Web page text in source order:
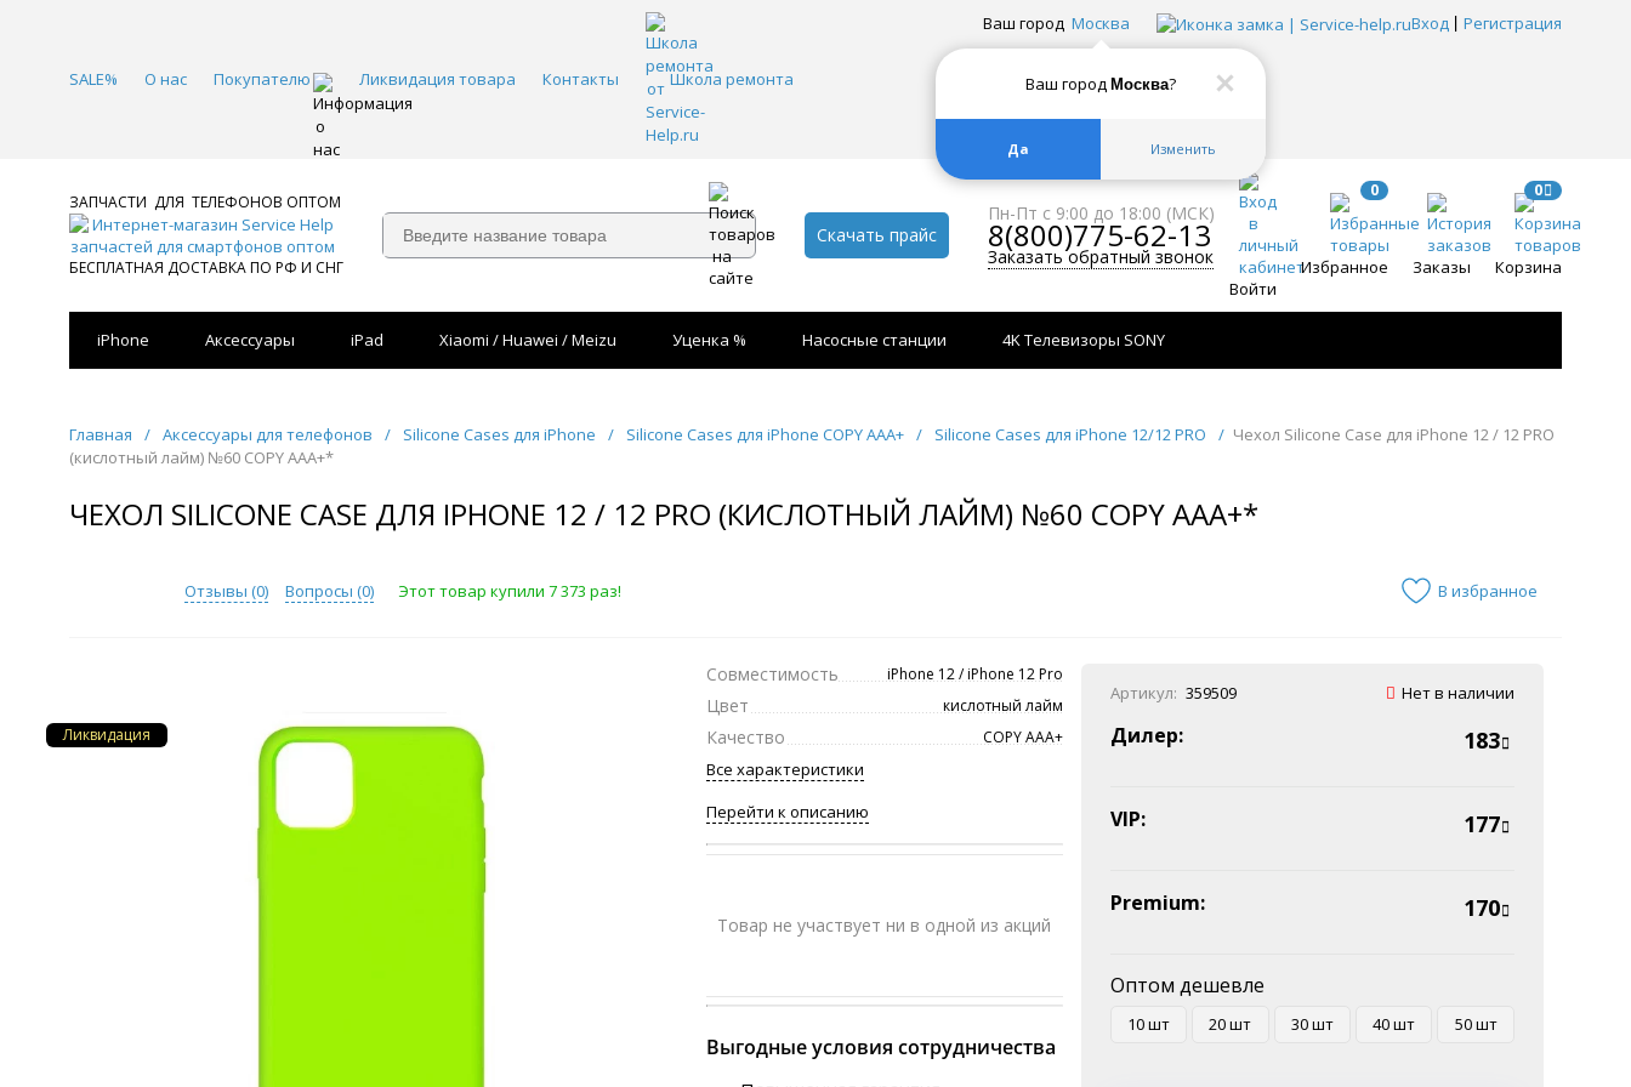
Ваш город Москва?
Да Изменить
SALE% О нас Покупателю Ликвидация товара Контакты Школа ремонта
Ваш город Москва Вход Регистрация
ЗАПЧАСТИ ДЛЯ ТЕЛЕФОНОВ ОПТОМ
БЕСПЛАТНАЯ ДОСТАВКА ПО РФ И СНГ
Скачать прайс
Пн-Пт с 9:00 до 18:00 (МСК)
8(800)775-62-13
Заказать обратный звонок
Войти
0
Избранное Заказы
0
Корзина
iPhone Аксессуары iPad Xiaomi / Huawei / Meizu Уценка % Насосные станции 4K Телевизоры SONY
Главная / Аксессуары для телефонов / Silicone Cases для iPhone / Silicone Cases для iPhone COPY AAA+ / Silicone Cases для iPhone 12/12 PRO / Чехол Silicone Case для iPhone 12 / 12 PRO
(кислотный лайм) №60 COPY AAA+*
ЧЕХОЛ SILICONE CASE ДЛЯ IPHONE 12 / 12 PRO (КИСЛОТНЫЙ ЛАЙМ) №60 COPY AAA+*
Отзывы (0) Вопросы (0) Этот товар купили 7 373 раз! В избранное
Ликвидация
Совместимость iPhone 12 / iPhone 12 Pro
Цвет кислотный лайм
Качество COPY ААА+
Все характеристики
Перейти к описанию
Товар не участвует ни в одной из акций
Выгодные условия сотрудничества
Артикул: 359509 Нет в наличии
Дилер: 183
VIP: 177
Premium: 170
Оптом дешевле
10 шт 20 шт 30 шт 40 шт 50 шт